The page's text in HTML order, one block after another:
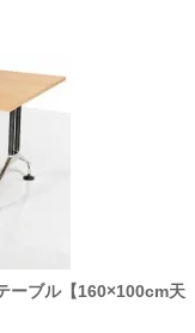
ーブル【160×100cm天